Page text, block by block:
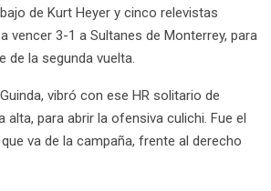
de Kurt Heyer y cinco relevistas
vencer 3-1 a Sultanes de Monterrey, para
de la segunda vuelta.
vibró con ese HR solitario de
alta, para abrir la ofensiva culichi. Fue el
va de la campaña, frente al derecho